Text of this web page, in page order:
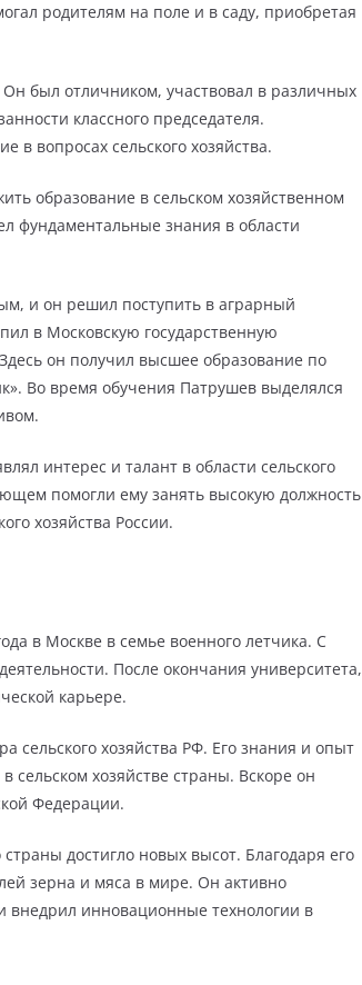
родителям на поле и в саду, приобретая
был отличником, участвовал в различных
классного председателя.
в вопросах сельского хозяйства.
образование в сельском хозяйственном
фундаментальные знания в области
и он решил поступить в аграрный
в Московскую государственную
он получил высшее образование по
Во время обучения Патрушев выделялся
интерес и талант в области сельского
помогли ему занять высокую должность
хозяйства России.
в Москве в семье военного летчика. С
После окончания университета,
карьере.
сельского хозяйства РФ. Его знания и опыт
хозяйстве страны. Вскоре он
Федерации.
достигло новых высот. Благодаря его
зерна и мяса в мире. Он активно
внедрил инновационные технологии в